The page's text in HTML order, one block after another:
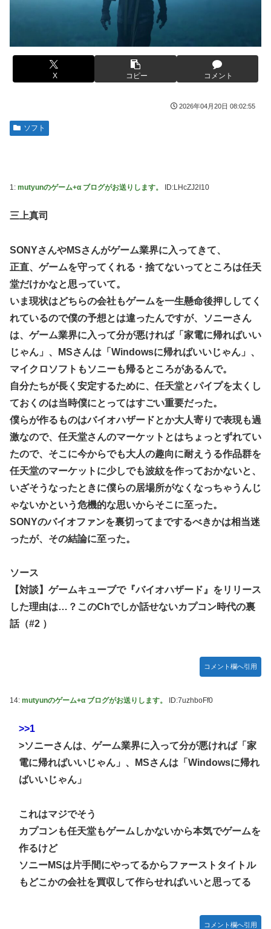
【悲報】落語家、亡くなったタレントからいじめられた過去
登場www
【画像】人気漫画「サンキューピッチ」6巻の表紙、えちえ
「汚い金でもありがとう」
海外「全部日本の真似だったのか…」 日本の普通のテレビ
米国「日本よ、そろそろ利上げしろ」高市政権の経済政策に
「いきなりステーキ」の反対ｗｗｗｗｗｗｗｗｗ
【NGS】ルーサー緊急、新武器、東方コラボ、EXレベル
40… 8/5はアップデート盛り沢山！？貴様ら何から始める？
( •᷄ὤ•᷅ )
【生後1日めから】赤ちゃんと大きな犬の成長記録、愛らし
い動画が話題に
【ウマ娘】セイちゃんの攻撃力を見よ！！！
【悲報】サイゼ絵師、アカウント停止に追い込まれる
刈川くるみアナ ノースリーブの巨乳！！
【艦これ】ジャージ鹿島 他
堀江由衣(49)がまだ誰のものでもないという現実ｗｗｗｗ
【画像】みい山作者、結構ヤバい事態になる。とんでもない
人物との打ち合わせを自白していた
【ウマ娘】なんだかんだ人はダイワスカーレットに帰ってく
る
「X-Men ’97」シーズン２ ８話 感想まとめ
【ウマ娘】ライトオはこういう事言う
坂本スラーと総力戦に突入！！！
【ガンプラ再販】 HG「ジェスタ (シェザール隊仕様 A班装
備)」「ジェスタ (シェザール隊仕様 B&C班装備)」【11時予
約開始】
【朗報】メディア「PS6発売後もPS5はまだまだ現役」
【艦これ】みんなもう終わってそうだから聞くんだけど E3-
してるとアホほど時間かかる？
【艦これ】酔って妹に絡むアブルッツィ 他
【艦これ】今回のかわいい大賞は決まった
【艦これ】ジャージ鹿島 他
PS4「アイマススターリットシーズン」最新PV「新曲:夏の
連合のモルモット部隊の部隊長になりました 第42話
【HUNTER×HUNTER】センリツが本気を出せば、BW号を
全滅出来るという事実・・・
【朗報】 任天堂、microSD Expressを普及させてしまう…
【デレマス】 橘ありす「あなたの瞳には」
割とマジで日本の少子化の原因って何なのか
韓国型イージス搭載の次世代駆逐艦「KDDX」1番艦…2032
【画像】フジの新人アナさん、二人とも腋を見せてくれない
某野党議員が「自分を批判する垢は工作垢だ」と示唆、複数
【画像】宇垣美里さん(35)、バカデカ乳を強調させた最新の
姿wwww
2ってサブの穴が空いてないダイハツ駆逐並べて 高速＋とか
【艦これ】酔って妹に絡むアブルッツィ 他
パチンコ代を稼ぐ為に白タクやってた82歳のおじいちゃんが
逮捕される 逮捕の数日前に釈放されたばかりなのに即再犯
実際のところ中国って日本をどうしたいんやろな？
体調不良で休んでパチンコ通ってたら、数十日単位の証拠写
真撮られて会社クビになった
内閣広報官「高市総理が避難所を３分しか視察しなかったな
んてデマ！50分いたぞ😡」 →しかし事実上の視察は数分で
正解
X コピー コメント
2026年04月20日 08:02:55
ソフト
1: mutyunのゲーム+α ブログがお送りします。 ID:LHcZJ2I10
三上真司
SONYさんやMSさんがゲーム業界に入ってきて、
正直、ゲームを守ってくれる・捨てないってところは任天
堂だけかなと思っていて。
いま現状はどちらの会社もゲームを一生懸命後押ししてく
れているので僕の予想とは違ったんですが、ソニーさん
は、ゲーム業界に入って分が悪ければ「家電に帰ればいい
じゃん」、MSさんは「Windowsに帰ればいいじゃん」、
マイクロソフトもソニーも帰るところがあるんで。
自分たちが長く安定するために、任天堂とパイプを太くし
ておくのは当時僕にとってはすごい重要だった。
僕らが作るものはバイオハザードとか大人寄りで表現も過
激なので、任天堂さんのマーケットとはちょっとずれてい
たので、そこに今からでも大人の趣向に耐えうる作品群を
任天堂のマーケットに少しでも波紋を作っておかないと、
いざそうなったときに僕らの居場所がなくなっちゃうんじ
ゃないかという危機的な思いからそこに至った。
SONYのバイオファンを裏切ってまでするべきかは相当迷
ったが、その結論に至った。
ソース
【対談】ゲームキューブで『バイオハザード』をリリース
した理由は…？このChでしか話せないカプコン時代の裏
話（#2 ）
コメント欄へ引用
14: mutyunのゲーム+α ブログがお送りします。 ID:7uzhboFf0
>>1
>ソニーさんは、ゲーム業界に入って分が悪ければ「家
電に帰ればいいじゃん」、MSさんは「Windowsに帰れ
ばいいじゃん」
これはマジでそう
カプコンも任天堂もゲームしかないから本気でゲームを
作るけど
ソニーMSは片手間にやってるからファーストタイトル
もどこかの会社を買収して作らせればいいと思ってる
コメント欄へ引用